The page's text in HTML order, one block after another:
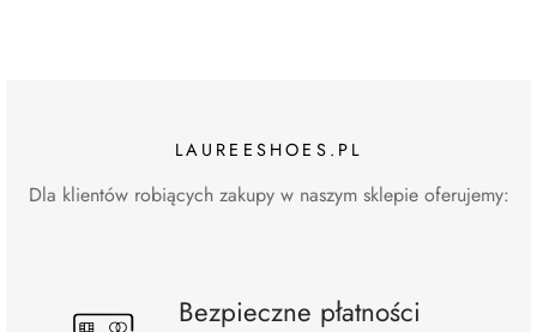
LAUREESHOES.PL
Dla klientów robiących zakupy w naszym sklepie oferujemy:
Bezpieczne płatności